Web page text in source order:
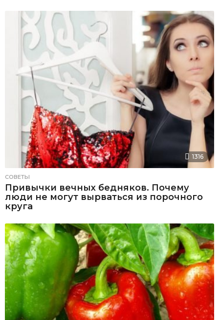
1316
СОВЕТЫ
Привычки вечных бедняков. Почему
люди не могут вырваться из порочного
круга